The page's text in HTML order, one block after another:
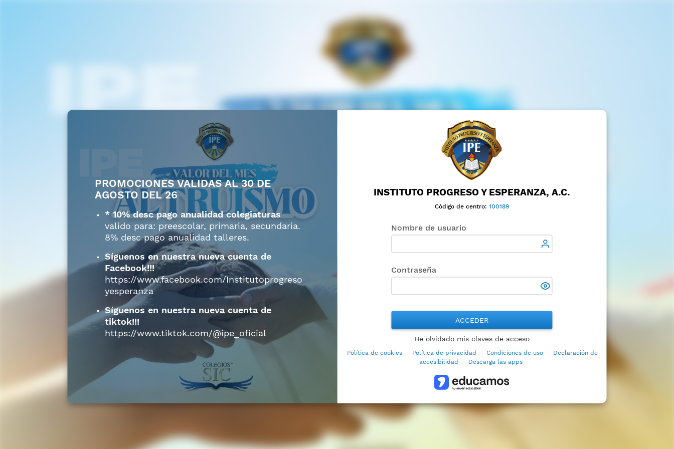
PROMOCIONES VALIDAS AL 30 DE
AGOSTO DEL 26
* 10% desc pago anualidad colegiaturas
valido para: preescolar, primaria, secundaria.
8% desc pago anualidad talleres.
Síguenos en nuestra nueva cuenta de
Facebook!!!
https://www.facebook.com/Institutoprogreso
yesperanza
Síguenos en nuestra nueva cuenta de
tiktok!!!
https://www.tiktok.com/@ipe_oficial
INSTITUTO PROGRESO Y ESPERANZA, A.C.
Código de centro: 100189
Nombre de usuario
Contraseña
ACCEDER
He olvidado mis claves de acceso
Política de cookies - Política de privacidad - Condiciones de uso -
Declaración de
accesibilidad
- Descarga las apps